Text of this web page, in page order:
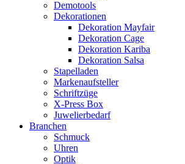
Demotools
Dekorationen
Dekoration Mayfair
Dekoration Cage
Dekoration Kariba
Dekoration Salsa
Stapelladen
Markenaufsteller
Schriftzüge
X-Press Box
Juwelierbedarf
Branchen
Schmuck
Uhren
Optik